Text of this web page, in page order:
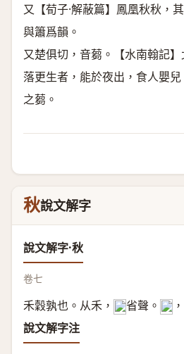
又【荀子·解蔽篇】鳳凰秋秋，
與簫爲韻。
又楚俱切，音蒭。【水南翰記
落更生者，能於夜出，食人嬰
之蒭。
秋說文解字
說文解字·秋
卷七
禾穀孰也。从禾， 𤒅 省聲。 𥤛
說文解字注